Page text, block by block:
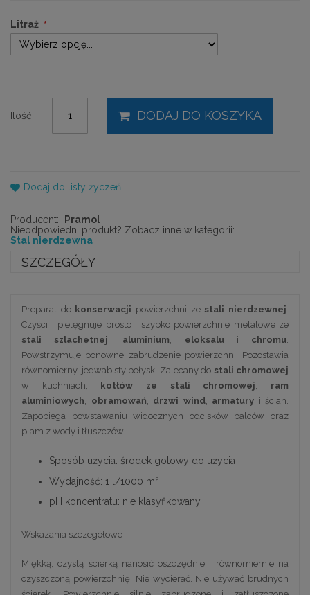
Litraż
Ilość DODAJ DO KOSZYKA
Dodaj do listy życzeń
Producent:
Pramol
Nieodpowiedni produkt? Zobacz inne w kategorii:
Stal nierdzewna
SZCZEGÓŁY
Preparat do konserwacji powierzchni ze stali nierdzewnej.
Czyści i pielęgnuje prosto i szybko powierzchnie metalowe ze
stali szlachetnej, aluminium, eloksalui chromu.
Powstrzymuje ponowne zabrudzenie powierzchni. Pozostawia
równomierny, jedwabisty połysk. Zalecany do stali chromowej
w kuchniach,
kotłów ze stali chromowej, ram
aluminiowych, obramowań, drzwi wind, armatury i ścian.
Zapobiega powstawaniu widocznych odcisków palców oraz
plam z wody i tłuszczów.
Sposób użycia: środek gotowy do użycia
Wydajność: 1 l/1000 m2
pH koncentratu: nie klasyfikowany
Wskazania szczegółowe
Miękką, czystą ścierką nanosić oszczędnie i równomiernie na
czyszczoną powierzchnię. Nie wycierać. Nie używać brudnych